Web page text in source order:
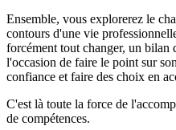
Ensemble, vous explorerez le
contours d'une vie
forcément tout changer, un bilan
l'occasion de faire le point sur
confiance et faire des choix en
C'est là toute la force de
de compétences.